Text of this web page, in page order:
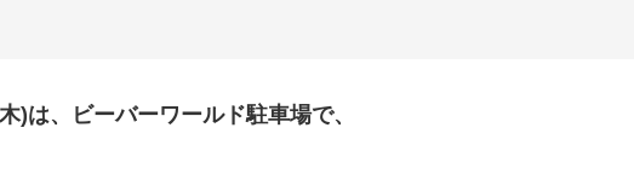
)は、ビーバーワールド駐車場で、